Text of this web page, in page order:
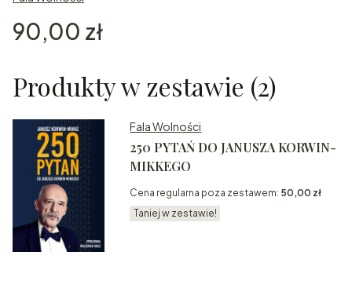
Cena
90,00 zł
Produkty w zestawie (2)
Fala Wolności
250 PYTAŃ DO JANUSZA KORWIN-
MIKKEGO
Cena regularna poza zestawem: 50,00 zł
Taniej w zestawie!